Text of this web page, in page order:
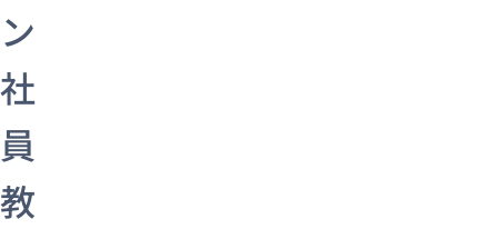
ン
社
員
教